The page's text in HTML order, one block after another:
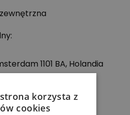
1101 BA, Holandia
korzysta z
cookies